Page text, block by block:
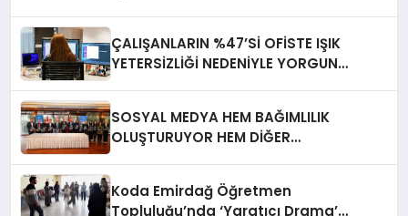
ÇALIŞANLARIN %47’Sİ OFİSTE IŞIK
YETERSİZLİĞİ NEDENİYLE YORGUN
SOSYAL MEDYA HEM BAĞIMLILIK
OLUŞTURUYOR HEM DİĞER
Koda Emirdağ Öğretmen
Topluluğu’nda ‘Yaratıcı Drama’